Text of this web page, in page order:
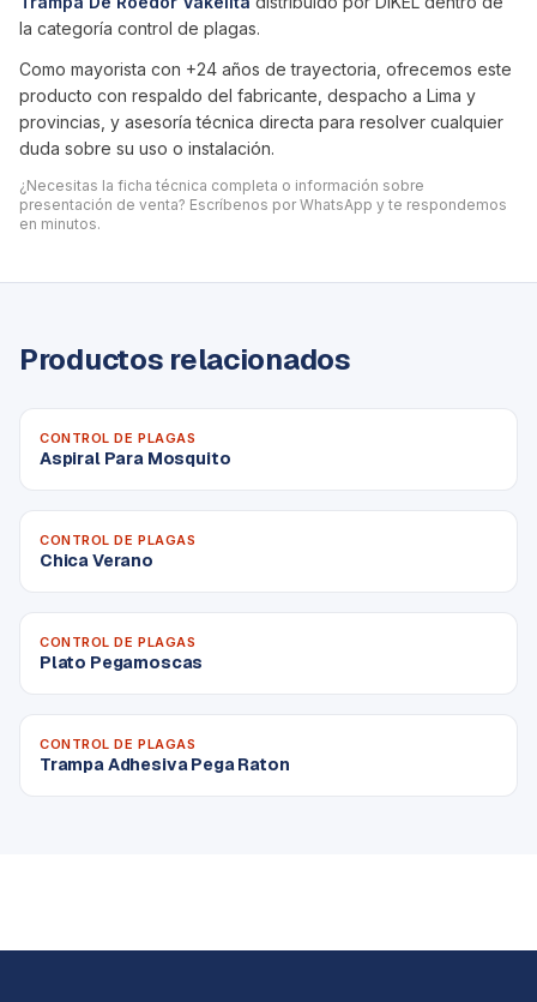
la categoría control de plagas.
Como mayorista con +24 años de trayectoria, ofrecemos este
producto con respaldo del fabricante, despacho a Lima y
provincias, y asesoría técnica directa para resolver cualquier
duda sobre su uso o instalación.
¿Necesitas la ficha técnica completa o información sobre
presentación de venta? Escríbenos por WhatsApp y te respondemos
en minutos.
Productos relacionados
CONTROL DE PLAGAS
Aspiral Para Mosquito
CONTROL DE PLAGAS
Chica Verano
CONTROL DE PLAGAS
Plato Pegamoscas
CONTROL DE PLAGAS
Trampa Adhesiva Pega Raton